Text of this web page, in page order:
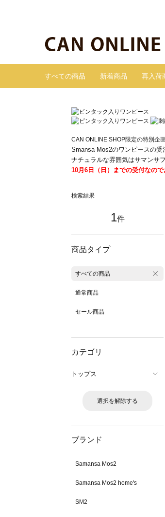
すべての商品 新着商品 再入荷
CAN ONLINE SHOP限定の特別企画
Smansa Mos2のワンピースの受
ナチュラルな雰囲気はサマンサ
10月6日（日）までの受付なの
検索結果
1件
商品タイプ
すべての商品
通常商品
セール商品
カテゴリ
トップス
選択を解除する
ブランド
Samansa Mos2
Samansa Mos2 home's
SM2